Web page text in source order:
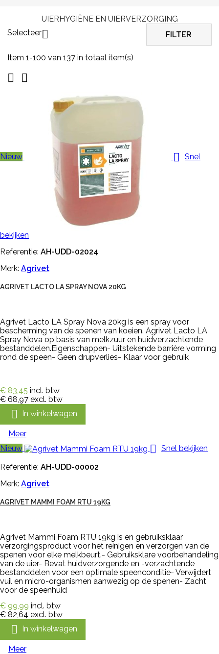
UIERHYGIËNE EN UIERVERZORGING
Selecteer FILTER
Item 1-100 van 137 in totaal item(s)
 
Nieuw  Snel
bekijken
Referentie: AH-UDD-02024
Merk: Agrivet
AGRIVET LACTO LA SPRAY NOVA 20KG
Agrivet Lacto LA Spray Nova 20kg is een spray voor
bescherming van de spenen van koeien. Agrivet Lacto LA
Spray Nova op basis van melkzuur en huidverzachtende
bestanddelen.Eigenschappen- Uitstekende barrière vorming
rond de speen- Geen drupverlies- Klaar voor gebruik
€ 83,45 incl. btw
€ 68,97 excl. btw
 In winkelwagen
Meer
Nieuw
 Snel bekijken
Referentie: AH-UDD-00002
Merk: Agrivet
AGRIVET MAMMI FOAM RTU 19KG
Agrivet Mammi Foam RTU 19kg is en gebruiksklaar
verzorgingsproduct voor het reinigen en verzorgen van de
spenen voor elke melkbeurt.- Gebruiksklare voorbehandeling
van de uier- Bevat huidverzorgende en -verzachtende
bestanddelen voor een optimale speenconditie- Verwijdert
vuil en micro-organismen aanwezig op de spenen- Zacht
voor de speenhuid
€ 99,99 incl. btw
€ 82,64 excl. btw
 In winkelwagen
Meer